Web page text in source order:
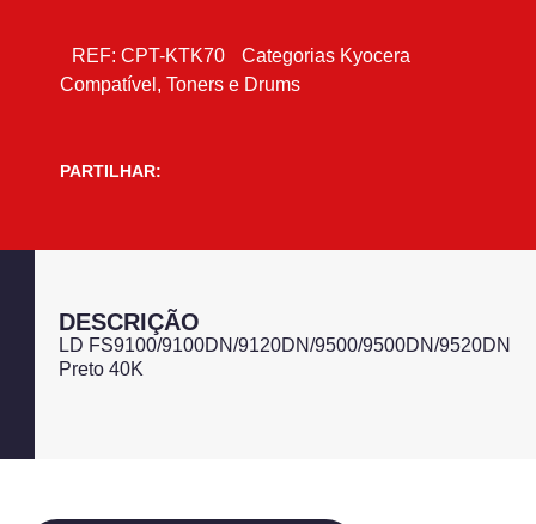
REF: CPT-KTK70 Categorias Kyocera
Compatível , Toners e Drums
PARTILHAR:
DESCRIÇÃO
LD FS9100/9100DN/9120DN/9500/9500DN/9520DN
Preto 40K